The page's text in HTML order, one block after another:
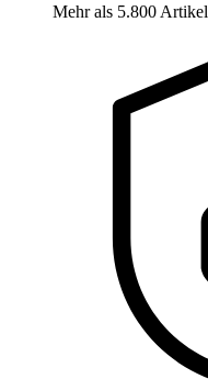
Mehr als 5.800 Artikel